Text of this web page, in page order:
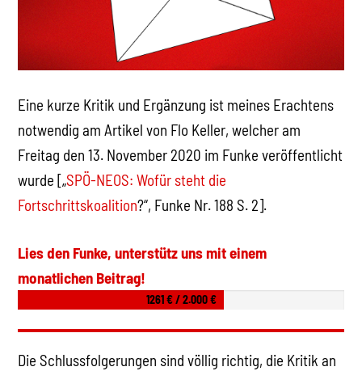
Eine kurze Kritik und Ergänzung ist meines Erachtens
notwendig am Artikel von Flo Keller, welcher am
Freitag den 13. November 2020 im Funke veröffentlicht
wurde [„SPÖ-NEOS: Wofür steht die
Fortschrittskoalition?“, Funke Nr. 188 S. 2].
Lies den Funke, unterstütz uns mit einem
monatlichen Beitrag!
1261 € / 2.000 €
Die Schlussfolgerungen sind völlig richtig, die Kritik an